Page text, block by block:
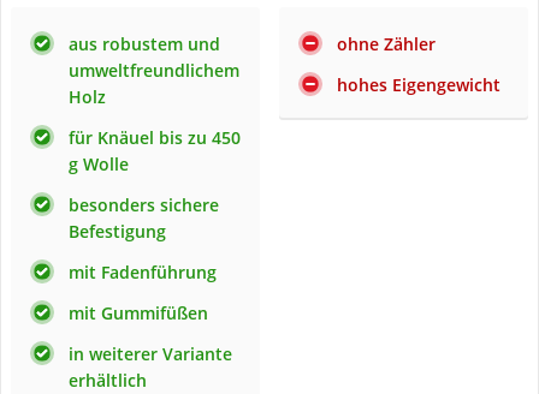
aus robustem und
umweltfreundlichem
Holz
für Knäuel bis zu 450
g Wolle
besonders sichere
Befestigung
mit Fadenführung
mit Gummifüßen
in weiterer Variante
erhältlich
ohne Zähler
hohes Eigengewicht